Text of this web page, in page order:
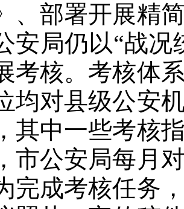
、部署开展精
安局仍以“战
考核。考核体
均对县级公安
其中一些考核
市公安局每月
完成考核任务